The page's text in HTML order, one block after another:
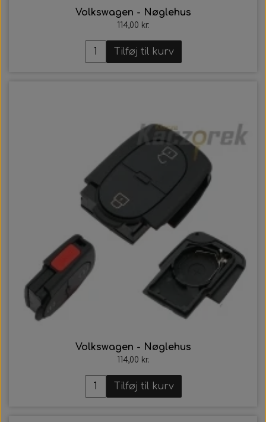
Volkswagen - Nøglehus
114,00 kr.
Tilføj til kurv
Volkswagen - Nøglehus
114,00 kr.
Tilføj til kurv